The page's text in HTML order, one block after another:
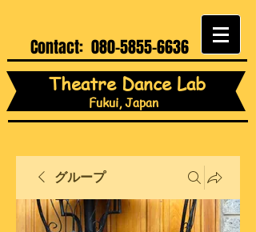
Contact: 080-5855-6636
Theatre Dance Lab
Fukui, Japan
グループ